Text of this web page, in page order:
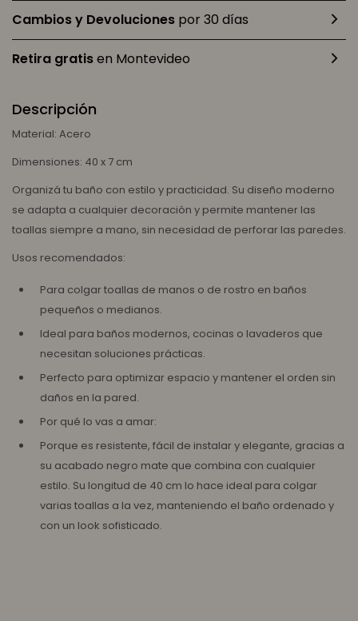
Cambios y Devoluciones por 30 días
Retira gratisen Montevideo
Descripción
Material: Acero
Dimensiones: 40 x 7 cm
Organizá tu baño con estilo y practicidad. Su diseño moderno
se adapta a cualquier decoración y permite mantener las
toallas siempre a mano, sin necesidad de perforar las paredes.
Usos recomendados:
Para colgar toallas de manos o de rostro en baños
pequeños o medianos.
Ideal para baños modernos, cocinas o lavaderos que
necesitan soluciones prácticas.
Perfecto para optimizar espacio y mantener el orden sin
daños en la pared.
Por qué lo vas a amar:
Porque es resistente, fácil de instalar y elegante, gracias a
su acabado negro mate que combina con cualquier
estilo. Su longitud de 40 cm lo hace ideal para colgar
varias toallas a la vez, manteniendo el baño ordenado y
con un look sofisticado.